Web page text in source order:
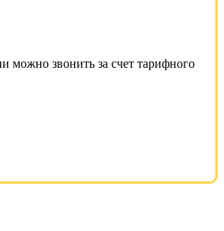
можно звонить за счет тарифного